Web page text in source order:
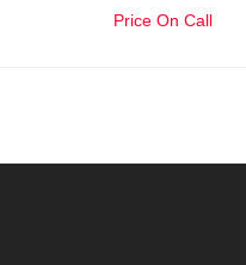
Price On Call